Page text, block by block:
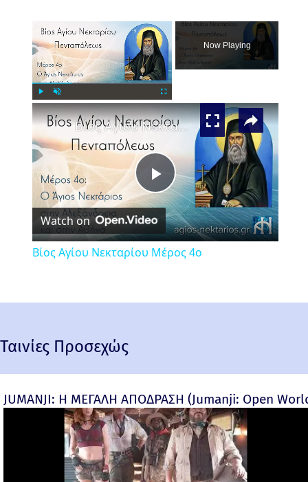
Now Playing
×
Play
Video
Βίος Αγίου Νεκταρίου Μέρος 4ο
Watch on
Βίος Αγίου Νεκταρίου Μέρος 4ο
Ταινίες Προσεχώς
JUMANJI: Η ΜΕΓΑΛΗ ΑΠΟΔΡΑΣΗ (Jumanji: Open